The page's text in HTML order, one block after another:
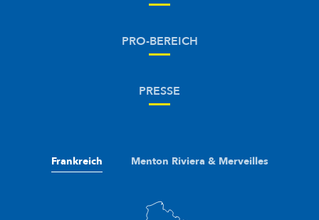
PRO-BEREICH
PRESSE
Frankreich Menton Riviera & Merveilles